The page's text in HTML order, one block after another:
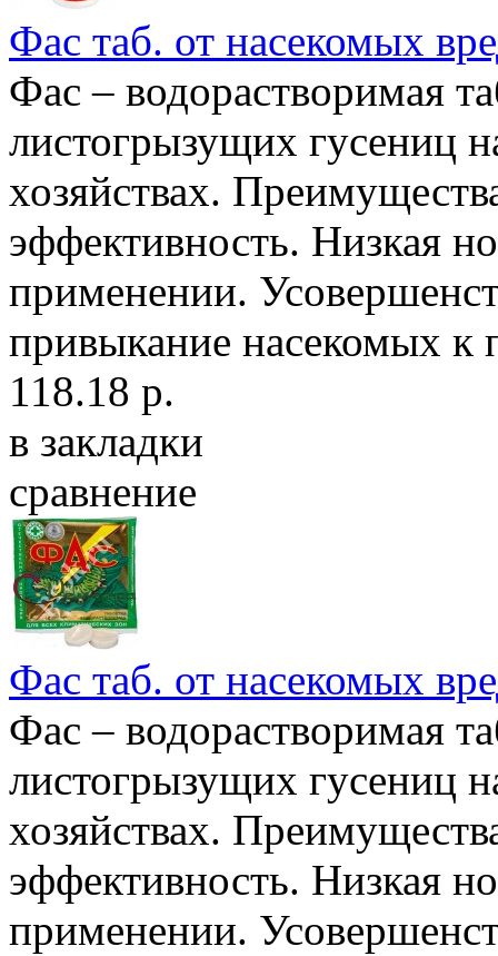
Фас таб. от насекомых
Фас – водорастворимая
листогрызущих гусениц
хозяйствах.
эффективность. Низкая
применении.
привыкание насекомых к
118.18 р.
в закладки
сравнение
Фас таб. от насекомых
Фас – водорастворимая
листогрызущих гусениц
хозяйствах.
эффективность. Низкая
применении.